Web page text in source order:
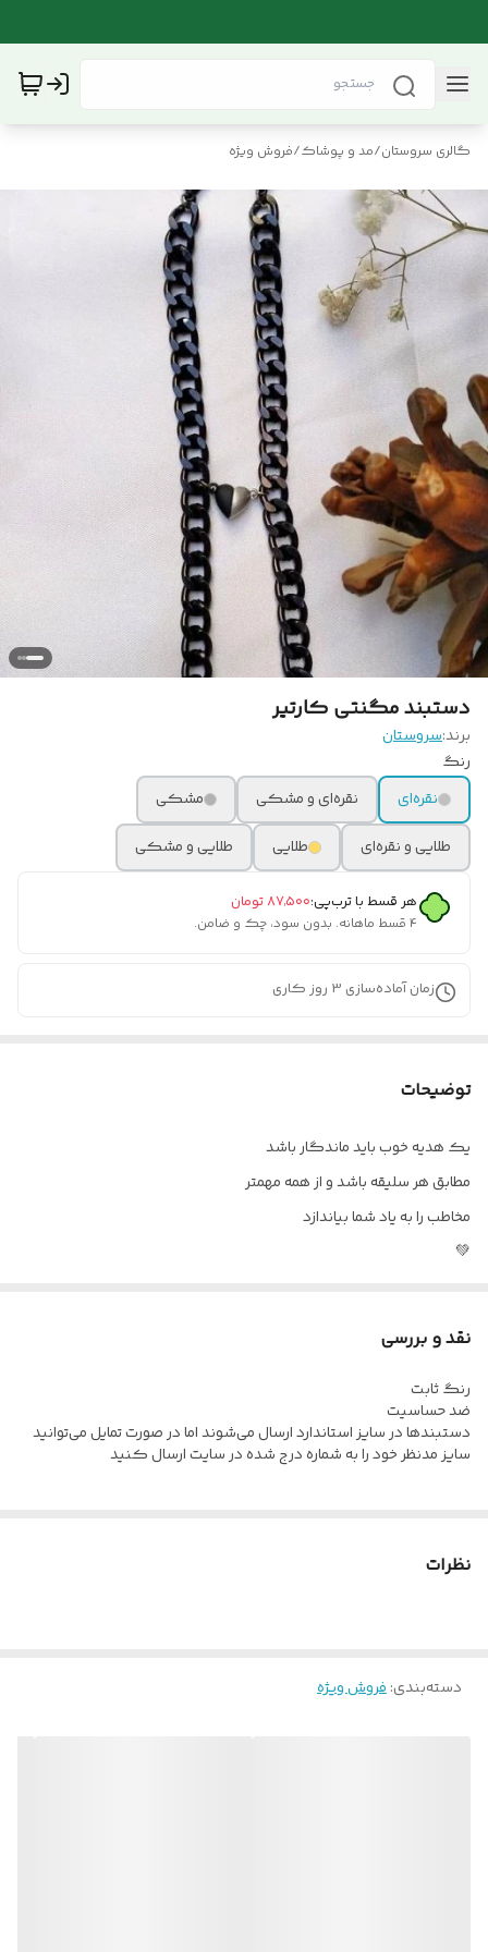
گالری سروستان/مد و پوشاک/فروش ویژه
دستبند مگنتی کارتیر
برند:سروستان
رنگ
نقره‌ای
نقره‌ای و مشکی
مشکی
طلایی و نقره‌ای
طلایی طلایی و مشکی
هر قسط با ترب‌پی:۸۷٬۵۰۰تومان
۴ قسط ماهانه. بدون سود، چک و ضامن.
زمان آماده‌سازی 3 روز کاری
توضیحات
یک هدیه خوب باید ماندگار باشد
مطابق هر سلیقه باشد و از همه مهمتر
مخاطب را به یاد شما بیاندازد
💚
نقد و بررسی
رنگ ثابت
ضد حساسیت
دستبندها در سایز استاندارد ارسال می‌شوند اما در صورت تمایل می‌توانید
سایز مدنظر خود را به شماره درج شده در سایت ارسال کنید
نظرات
دسته‌بندی:فروش ویژه